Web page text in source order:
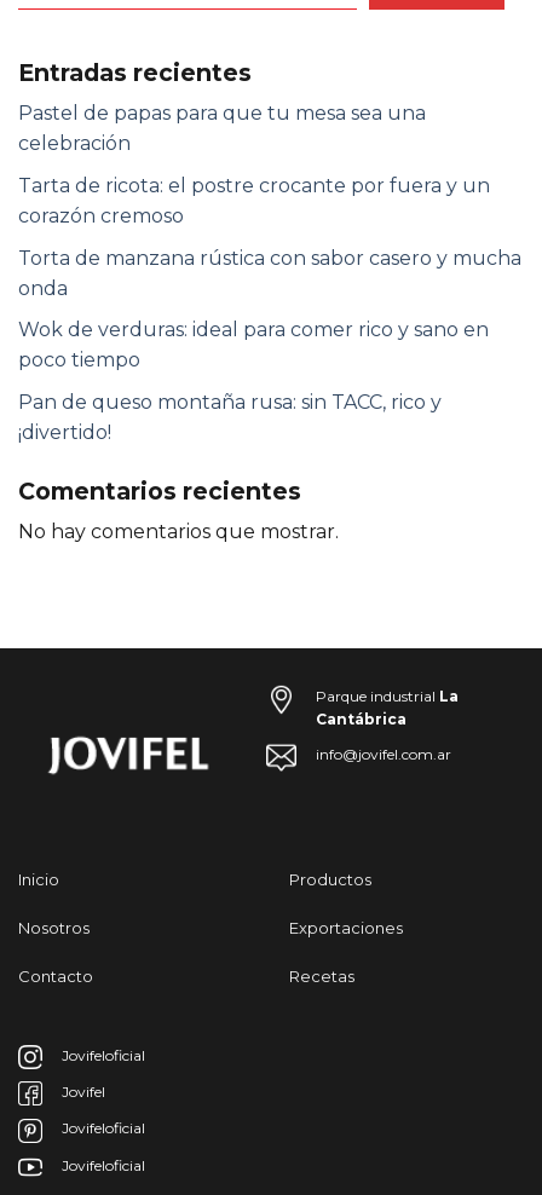
Entradas recientes
Pastel de papas para que tu mesa sea una
celebración
Tarta de ricota: el postre crocante por fuera y un
corazón cremoso
Torta de manzana rústica con sabor casero y mucha
onda
Wok de verduras: ideal para comer rico y sano en
poco tiempo
Pan de queso montaña rusa: sin TACC, rico y
¡divertido!
Comentarios recientes
No hay comentarios que mostrar.
Parque industrial La
Cantábrica
info@jovifel.com.ar
Inicio
Nosotros
Contacto
Productos
Exportaciones
Recetas
Jovifeloficial
Jovifel
Jovifeloficial
Jovifeloficial